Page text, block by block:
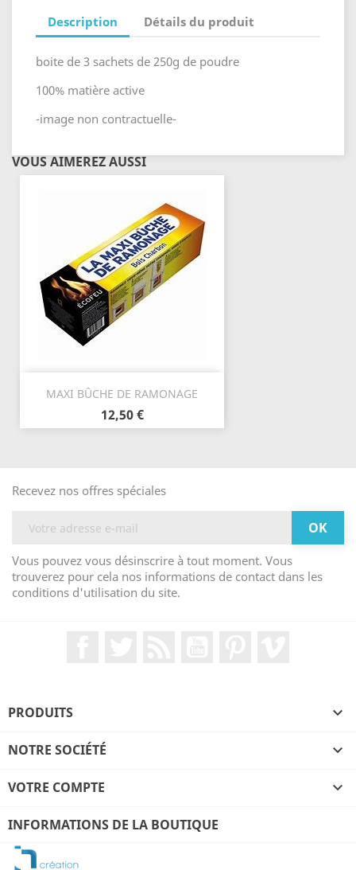
Description Détails du produit
boite de 3 sachets de 250g de poudre
100% matière active
-image non contractuelle-
VOUS AIMEREZ AUSSI
MAXI BÛCHE DE RAMONAGE
12,50 €
Recevez nos offres spéciales
Vous pouvez vous désinscrire à tout moment. Vous
trouverez pour cela nos informations de contact dans les
conditions d'utilisation du site.
PRODUITS 
NOTRE SOCIÉTÉ 
VOTRE COMPTE 
INFORMATIONS DE LA BOUTIQUE